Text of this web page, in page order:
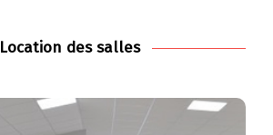
Location des salles